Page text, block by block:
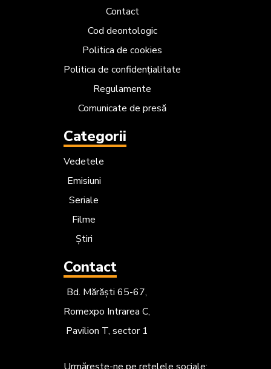
Contact
Cod deontologic
Politica de cookies
Politica de confidențialitate
Regulamente
Comunicate de presă
Categorii
Vedetele
Emisiuni
Seriale
Filme
Știri
Contact
Bd. Mărăști 65-67,
Romexpo Intrarea C,
Pavilion T, sector 1